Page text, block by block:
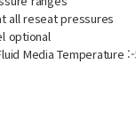
all reseat pressures
optional
Media Temperature